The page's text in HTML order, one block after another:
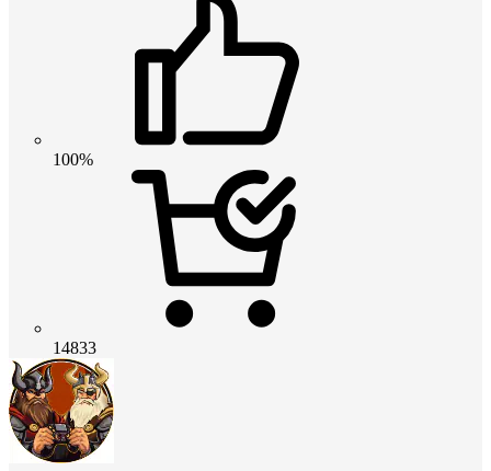
100%
14833